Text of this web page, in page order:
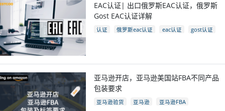
EAC认证| 出口俄罗斯EAC认证，俄罗斯
Gost EAC认证详解
认证 俄罗斯eac认证 eac认证
gost认证
亚马逊开店，亚马逊美国站FBA不同产品
包装要求
亚马逊验货 亚马逊
亚马逊FBA